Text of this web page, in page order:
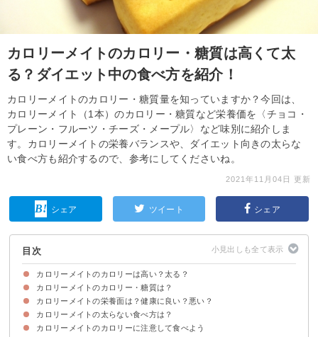
カロリーメイトのカロリー・糖質は高くて太
る？ダイエット中の食べ方を紹介！
カロリーメイトのカロリー・糖質量を知っていますか？今回は、
カロリーメイト（1本）のカロリー・糖質など栄養価を〈チョコ・
プレーン・フルーツ・チーズ・メープル〉など味別に紹介しま
す。カロリーメイトの栄養バランスや、ダイエット向きの太らな
い食べ方も紹介するので、参考にしてくださいね。
2021年11月04日 更新
シェア ツイート シェア
目次
カロリーメイトのカロリーは高い？太る？
カロリーメイトのカロリー・糖質は？
カロリーメイト1本【味別】のカロリー・糖質
カロリーメイトのカロリー・糖質をご飯類と比較
カロリーメイト商品のカロリー・糖質
カロリーメイトの栄養面は？健康に良い？悪い？
栄養バランスが良く健康的
カロリーメイトの太らない食べ方は？
①朝食か昼食と置き換える
②おやつは2本までで食べ過ぎない
③食べる時に炭酸水を一緒に飲む
④よく噛んで食べる
カロリーメイトのカロリーに注意して食べよう